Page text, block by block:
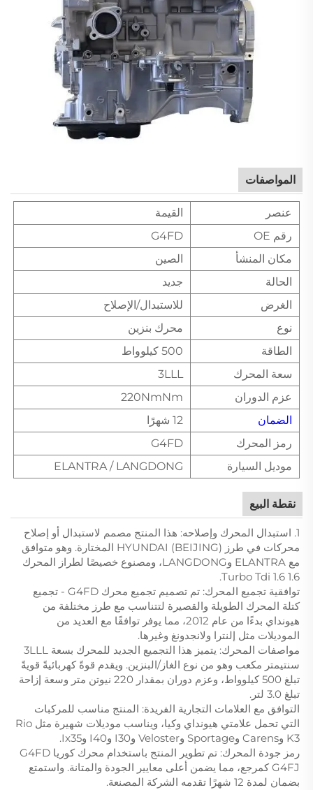
المواصفات
عنصر
القيمة
رقم OE
G4FD
مكان المنشأ
الصين
الحالة
جديد
الغرض
للاستبدال/الإصلاح
نوع
محرك بنزين
الطاقة
500 كيلوواط
سعة المحرك
3LLL
عزم الدوران
220NmNm
الضمان
12 شهرًا
رمز المحرك
G4FD
موديل السيارة
ELANTRA / LANGDONG
نقطة البيع
1. استبدال المحرك وإصلاحه: هذا المنتج مصمم لاستبدال أو إصلاح
محركات في طرز HYUNDAI (BEIJING) المختارة. وهو متوافق
مع ELANTRA وLANGDONG، ومصنوع خصيصًا لطراز المحرك
1.6 Turbo Tdi 1.6.
توافقية تجميع المحرك: تم تصميم تجميع محرك G4FD - تجميع
كتلة المحرك الطويلة والقصيرة لتتناسب مع طرز مختلفة من
هيونداي بدءًا من عام 2012، مما يوفر توافقًا مع العديد من
الموديلات مثل إلنترا ولانجدونغ وغيرها.
مواصفات المحرك: يتميز هذا التجميع الجديد للمحرك بسعة 3LLL
سنتيمتر مكعب وهو من نوع الغاز/البنزين. ويقدم قوةً كهربائيةً قويةً
تبلغ 500 كيلوواط، وعزم دوران بمقدار 220 نيوتن متر وسعة إزاحة
تبلغ 3.0 لتر.
التوافق مع العلامات التجارية الفريدة: المنتج مناسب للمركبات
التي تحمل علامتي هيونداي وكيا، ويناسب موديلات شهيرة مثل Rio
K3 وCarens وSportage وVeloster وI30 وI40 وIx35.
رمز جودة المحرك: تم تطوير المنتج باستخدام محرك كوريا G4FD
G4FJ كمرجع، مما يضمن أعلى معايير الجودة والمتانة. واستمتع
بضمان لمدة 12 شهرًا تقدمه الشركة المصنعة.